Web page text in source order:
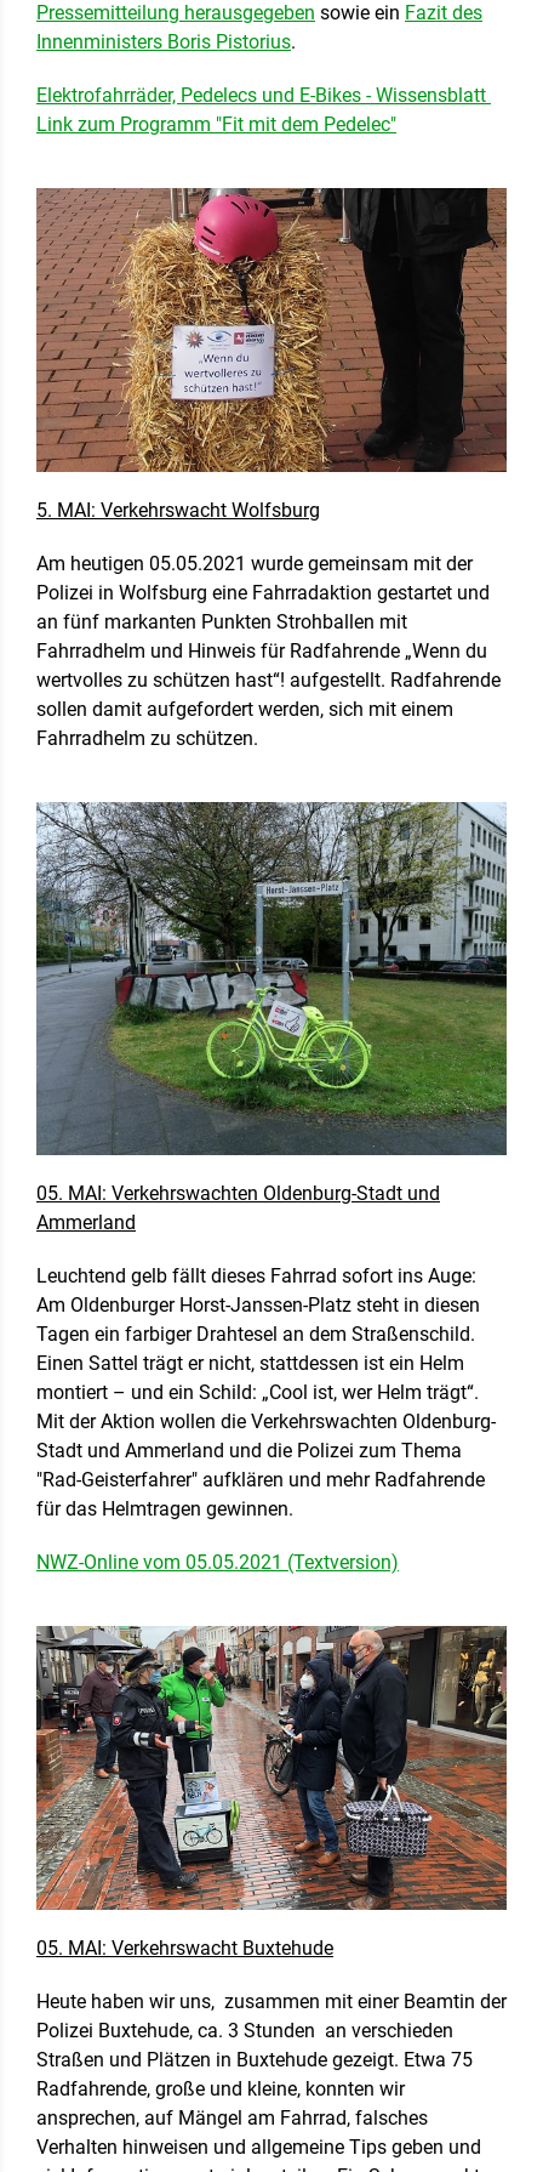
Pressemitteilung herausgegeben sowie ein Fazit des
Innenministers Boris Pistorius.
Elektrofahrräder, Pedelecs und E-Bikes - Wissensblatt
Link zum Programm "Fit mit dem Pedelec"
5. MAI: Verkehrswacht Wolfsburg
Am heutigen 05.05.2021 wurde gemeinsam mit der
Polizei in Wolfsburg eine Fahrradaktion gestartet und
an fünf markanten Punkten Strohballen mit
Fahrradhelm und Hinweis für Radfahrende „Wenn du
wertvolles zu schützen hast“! aufgestellt. Radfahrende
sollen damit aufgefordert werden, sich mit einem
Fahrradhelm zu schützen.
05. MAI: Verkehrswachten Oldenburg-Stadt und
Ammerland
Leuchtend gelb fällt dieses Fahrrad sofort ins Auge:
Am Oldenburger Horst-Janssen-Platz steht in diesen
Tagen ein farbiger Drahtesel an dem Straßenschild.
Einen Sattel trägt er nicht, stattdessen ist ein Helm
montiert – und ein Schild: „Cool ist, wer Helm trägt“.
Mit der Aktion wollen die Verkehrswachten Oldenburg-
Stadt und Ammerland und die Polizei zum Thema
"Rad-Geisterfahrer" aufklären und mehr Radfahrende
für das Helmtragen gewinnen.
NWZ-Online vom 05.05.2021 (Textversion)
05. MAI: Verkehrswacht Buxtehude
Heute haben wir uns, zusammen mit einer Beamtin der
Polizei Buxtehude, ca. 3 Stunden an verschieden
Straßen und Plätzen in Buxtehude gezeigt. Etwa 75
Radfahrende, große und kleine, konnten wir
ansprechen, auf Mängel am Fahrrad, falsches
Verhalten hinweisen und allgemeine Tips geben und